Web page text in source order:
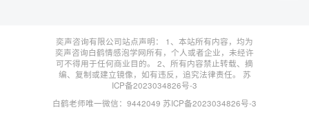
奕声咨询有限公司站点声明： 1、本站所有内容，均为
奕声咨询白鹤情感泡学网所有，个人或者企业，未经许
可不得用于任何商业目的。 2、所有内容禁止转载、摘
编、复制或建立镜像，如有违反，追究法律责任。 苏
ICP备2023034826号-3
白鹤老师唯一微信：9442049 苏ICP备2023034826号-3